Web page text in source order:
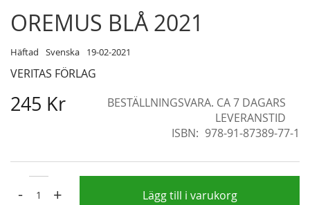
OREMUS BLÅ 2021
Häftad Svenska 19-02-2021
VERITAS FÖRLAG
245 Kr
BESTÄLLNINGSVARA. CA 7 DAGARS
LEVERANSTID
ISBN
978-91-87389-77-1
- + Lägg till i varukorg
Skip
to
beginning
of
images